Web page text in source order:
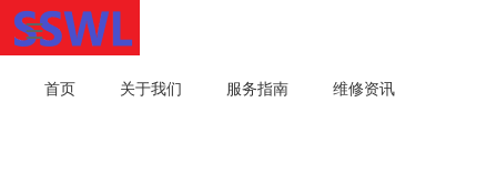
首页 关于我们 服务指南 维修资讯